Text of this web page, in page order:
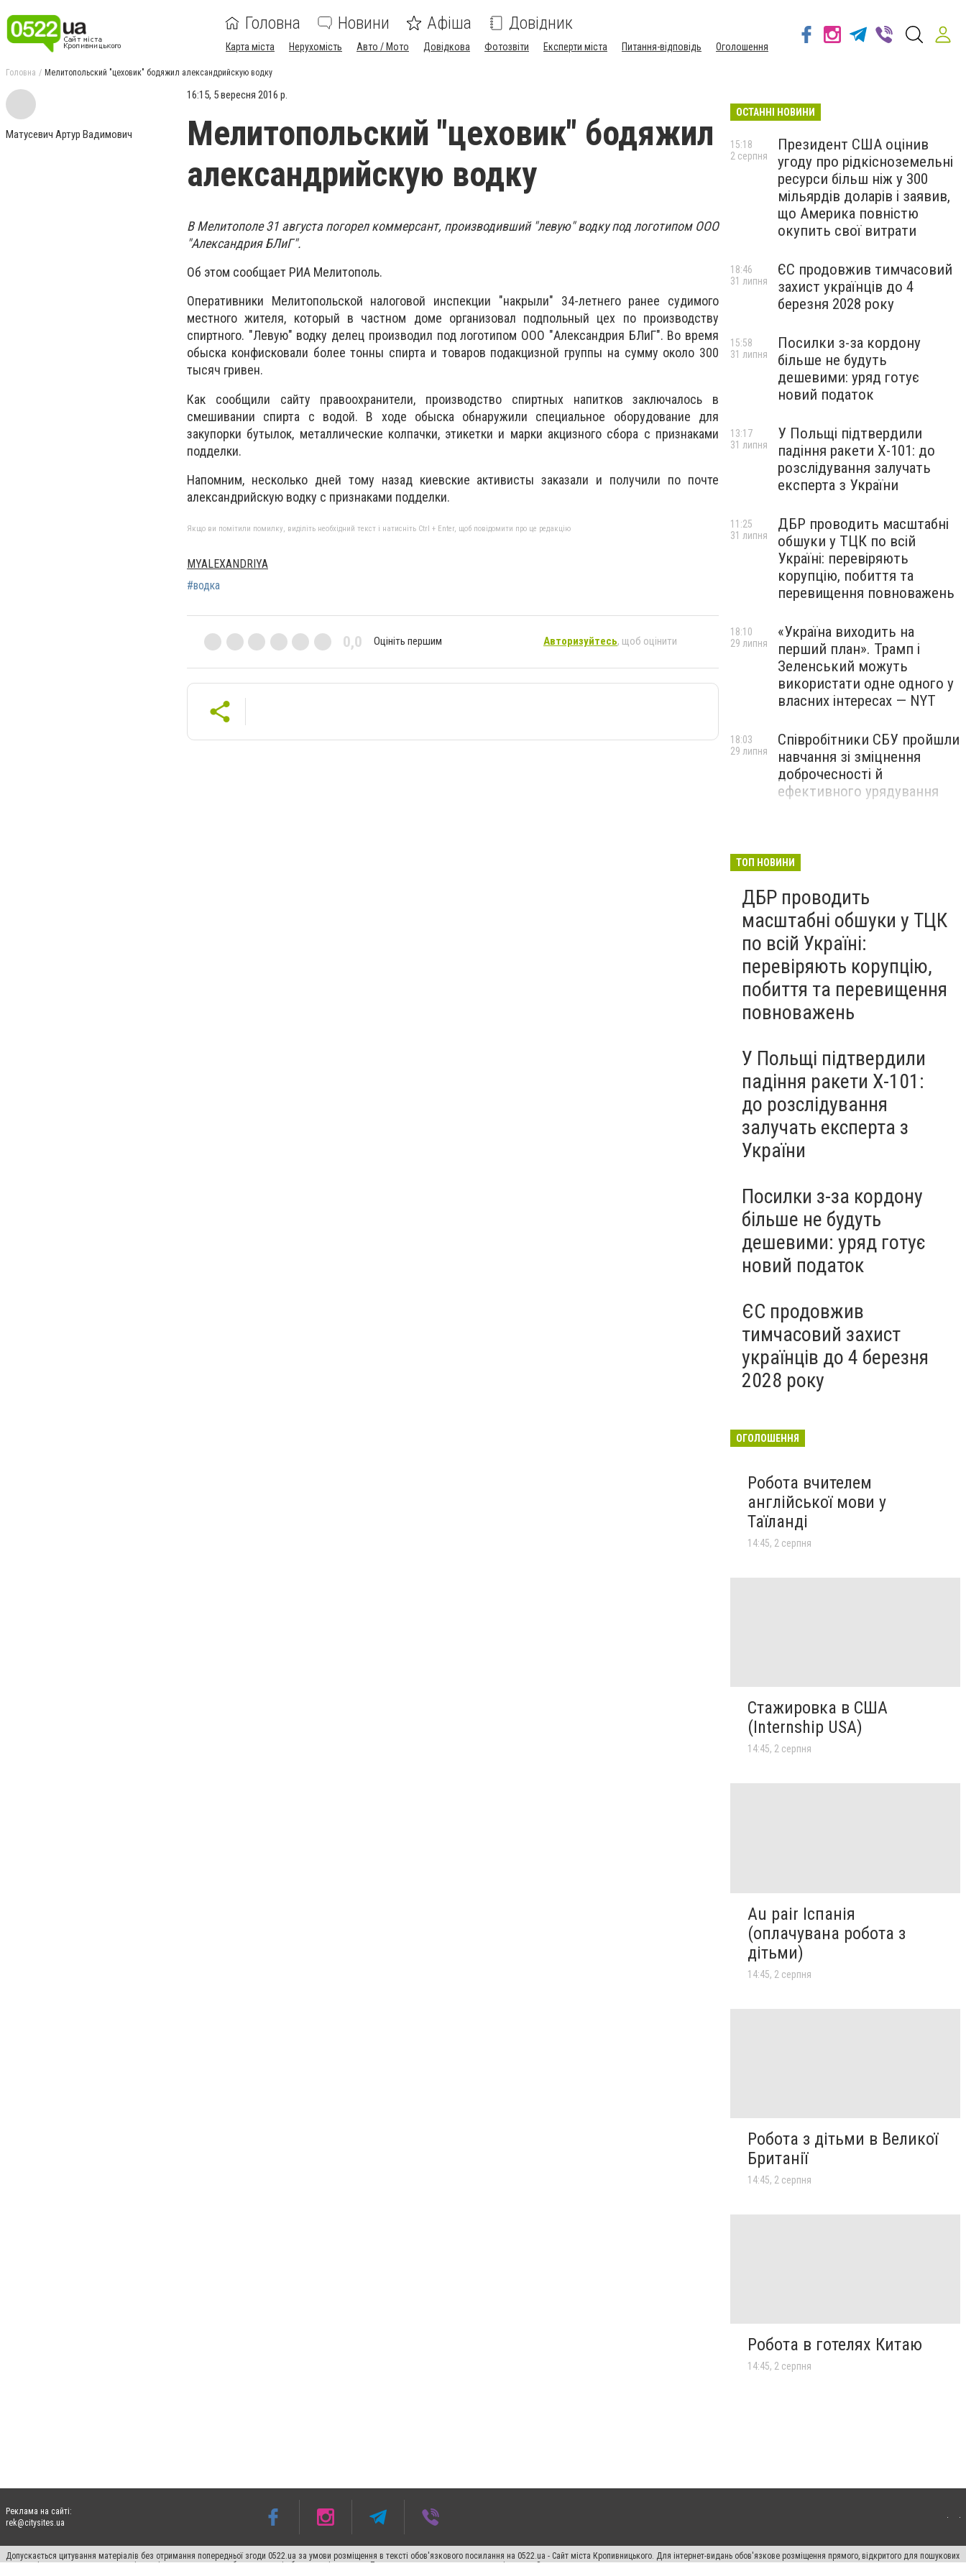
Головна Новини Афіша Довідник
Карта міста Нерухомість Авто / Мото Довідкова Фотозвіти Експерти міста Питання-відповідь Оголошення
Головна Мелитопольский "цеховик" бодяжил александрийскую водку
Матусевич Артур Вадимович
16:15, 5 вересня 2016 р.
Мелитопольский "цеховик" бодяжил
александрийскую водку
В Мелитополе 31 августа погорел коммерсант, производивший "левую" водку под логотипом ООО
"Александрия БЛиГ".
Об этом сообщает РИА Мелитополь.
Оперативники Мелитопольской налоговой инспекции "накрыли" 34-летнего ранее судимого
местного жителя, который в частном доме организовал подпольный цех по производству
спиртного. "Левую" водку делец производил под логотипом ООО "Александрия БЛиГ". Во время
обыска конфисковали более тонны спирта и товаров подакцизной группы на сумму около 300
тысяч гривен.
Как сообщили сайту правоохранители, производство спиртных напитков заключалось в
смешивании спирта с водой. В ходе обыска обнаружили специальное оборудование для
закупорки бутылок, металлические колпачки, этикетки и марки акцизного сбора с признаками
подделки.
Напомним, несколько дней тому назад киевские активисты заказали и получили по почте
александрийскую водку с признаками подделки.
Якщо ви помітили помилку, виділіть необхідний текст і натисніть Ctrl + Enter, щоб повідомити про це редакцію
MYALEXANDRIYA
#водка
0,0 Оцініть першим Авторизуйтесь, щоб оцінити
ОСТАННІ НОВИНИ
Президент США оцінив
угоду про рідкісноземельні
ресурси більш ніж у 300
мільярдів доларів і заявив,
що Америка повністю
окупить свої витрати
15:18
2 серпня
ЄС продовжив тимчасовий
захист українців до 4
березня 2028 року
18:46
31 липня
Посилки з-за кордону
більше не будуть
дешевими: уряд готує
новий податок
15:58
31 липня
У Польщі підтвердили
падіння ракети Х-101: до
розслідування залучать
експерта з України
13:17
31 липня
ДБР проводить масштабні
обшуки у ТЦК по всій
Україні: перевіряють
корупцію, побиття та
перевищення повноважень
11:25
31 липня
«Україна виходить на
перший план». Трамп і
Зеленський можуть
використати одне одного у
власних інтересах — NYT
18:10
29 липня
Співробітники СБУ пройшли
навчання зі зміцнення
доброчесності й
ефективного урядування
18:03
29 липня
війська: у CENTCOM
всіх ракет
ТОП НОВИНИ
ДБР проводить
масштабні обшуки у ТЦК
по всій Україні:
перевіряють корупцію,
побиття та перевищення
повноважень
У Польщі підтвердили
падіння ракети Х-101:
до розслідування
залучать експерта з
України
Посилки з-за кордону
більше не будуть
дешевими: уряд готує
новий податок
ЄС продовжив
тимчасовий захист
українців до 4 березня
2028 року
ОГОЛОШЕННЯ
Робота вчителем
англійської мови у
Таїланді
14:45, 2 серпня
Стажировка в США
(Internship USA)
14:45, 2 серпня
Au pair Іспанія
(оплачувана робота з
дітьми)
14:45, 2 серпня
Робота з дітьми в Великої
Британії
14:45, 2 серпня
Робота в готелях Китаю
14:45, 2 серпня
Реклама на сайті:
rek@citysites.ua
Допускається цитування матеріалів без отримання попередньої згоди 0522.ua за умови розміщення в тексті обов'язкового посилання на 0522.ua - Сайт міста Кропивницького. Для інтернет-видань обов'язкове розміщення прямого, відкритого для пошукових
систем гіперпосилання на цитовані статті не нижче другого абзацу в тексті або в якості джерела. Порушення виняткових прав переслідується Законом.